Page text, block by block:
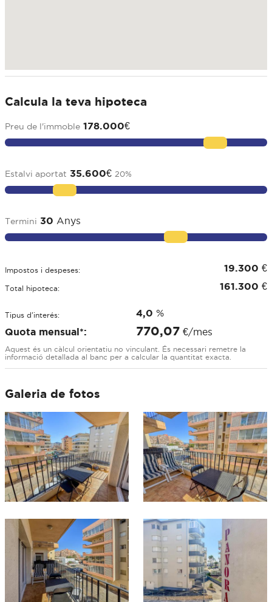
Calcula la teva hipoteca
Preu de l'immoble 178.000€
Estalvi aportat 35.600€ 20%
Termini 30 Anys
Impostos i despeses: 19.300 €
Total hipoteca: 161.300 €
Tipus d'interés: 4,0 %
Quota mensual*:
770,07 €/mes
Aquest és un càlcul orientatiu no vinculant. És necessari remetre la
informació detallada al banc per a calcular la quantitat exacta.
Galeria de fotos